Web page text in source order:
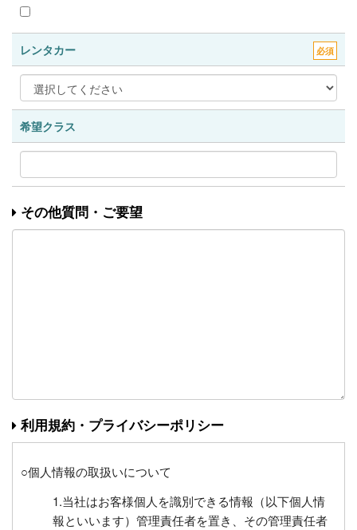
レンタカー 必須
希望クラス
その他質問・ご要望
利用規約・プライバシーポリシー
○個人情報の取扱いについて
1.当社はお客様個人を識別できる情報（以下個人情
報といいます）管理責任者を置き、その管理責任者